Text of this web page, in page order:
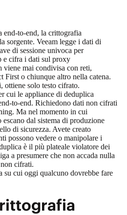
la crittografia
sorgente. Veeam legge i dati di
di sessione univoca per
e cifra i dati sul proxy
viene mai condivisa con reti,
First o chiunque altro nella catena.
ottiene solo testo cifrato.
cui le appliance di deduplica
Richiedono dati non cifrati
Ma nel momento in cui
dal sistema di produzione
di sicurezza. Avete creato
possono vedere o manipolare i
è il più plateale violatore dei
a presumere che non accada nulla
cifrati.
cui oggi qualcuno dovrebbe fare